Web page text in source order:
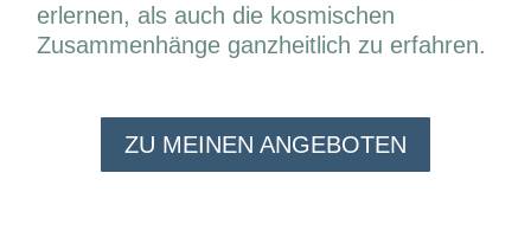
erlernen, als auch die kosmischen
Zusammenhänge ganzheitlich zu erfahren.
ZU MEINEN ANGEBOTEN